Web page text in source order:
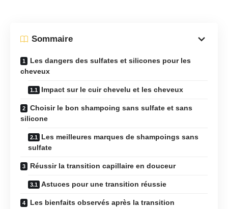
Sommaire
Les dangers des sulfates et silicones pour les
cheveux
Impact sur le cuir chevelu et les cheveux
Choisir le bon shampoing sans sulfate et sans
silicone
Les meilleures marques de shampoings sans
sulfate
Réussir la transition capillaire en douceur
Astuces pour une transition réussie
Les bienfaits observés après la transition